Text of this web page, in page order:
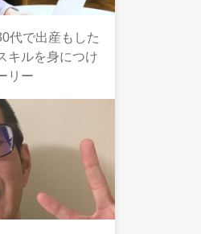
代で出産もした
キルを身につけ
リー